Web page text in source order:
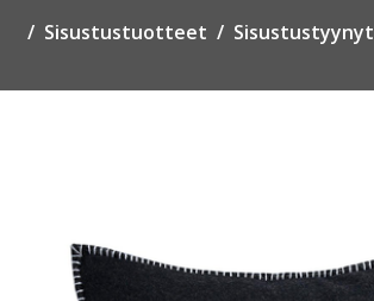
Sisustustuotteet Sisustustyynyt